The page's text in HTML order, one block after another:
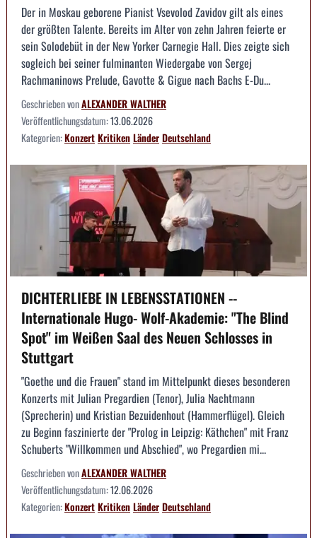
Der in Moskau geborene Pianist Vsevolod Zavidov gilt als eines
der größten Talente. Bereits im Alter von zehn Jahren feierte er
sein Solodebüt in der New Yorker Carnegie Hall. Dies zeigte sich
sogleich bei seiner fulminanten Wiedergabe von Sergej
Rachmaninows Prelude, Gavotte & Gigue nach Bachs E-Du...
Geschrieben vonALEXANDER WALTHER
Veröffentlichungsdatum:13.06.2026
Kategorien:KonzertKritikenLänderDeutschland
DICHTERLIEBE IN LEBENSSTATIONEN --
Internationale Hugo- Wolf-Akademie: "The Blind
Spot" im Weißen Saal des Neuen Schlosses in
Stuttgart
"Goethe und die Frauen" stand im Mittelpunkt dieses besonderen
Konzerts mit Julian Pregardien (Tenor), Julia Nachtmann
(Sprecherin) und Kristian Bezuidenhout (Hammerflügel). Gleich
zu Beginn faszinierte der "Prolog in Leipzig: Käthchen" mit Franz
Schuberts "Willkommen und Abschied", wo Pregardien mi...
Geschrieben vonALEXANDER WALTHER
Veröffentlichungsdatum:12.06.2026
Kategorien:KonzertKritikenLänderDeutschland